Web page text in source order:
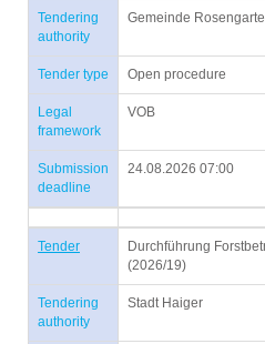
Tendering
authority
Gemeinde
Tender type Open procedure
Legal
framework
VOB
Submission
deadline
24.08.2026 07:00
Tender
Durchführung
(2026/19)
Tendering
authority
Stadt Haiger